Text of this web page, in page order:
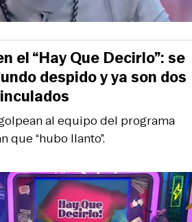
al equipo del programa
que “hubo llanto”.
el “Hay Que Decirlo”: se
despido y ya son dos